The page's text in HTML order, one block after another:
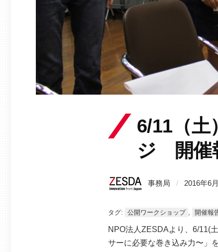
6/11（土
ジ 開催
事務局 / 2016年6
タグ: 公開ワークショップ 開催報
NPO法人ZESDAより、6/11(
サーに必要な巻き込み力〜」